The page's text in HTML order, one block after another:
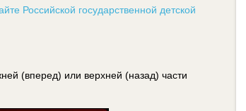
Российской государственной детской
(вперед) или верхней (назад) части